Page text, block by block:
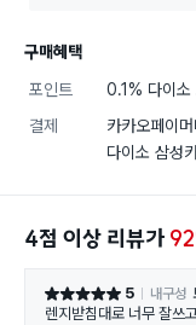
구매혜택
포인트
0.1% 다이소
결제
카카오페이
다이소 삼성
4점 이상 리뷰가
별점 5점 5 내구성
렌지받침대로 너무 잘쓰